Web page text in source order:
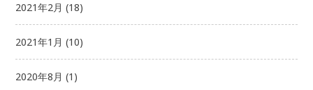
2021年2月 (18)
2021年1月 (10)
2020年8月 (1)